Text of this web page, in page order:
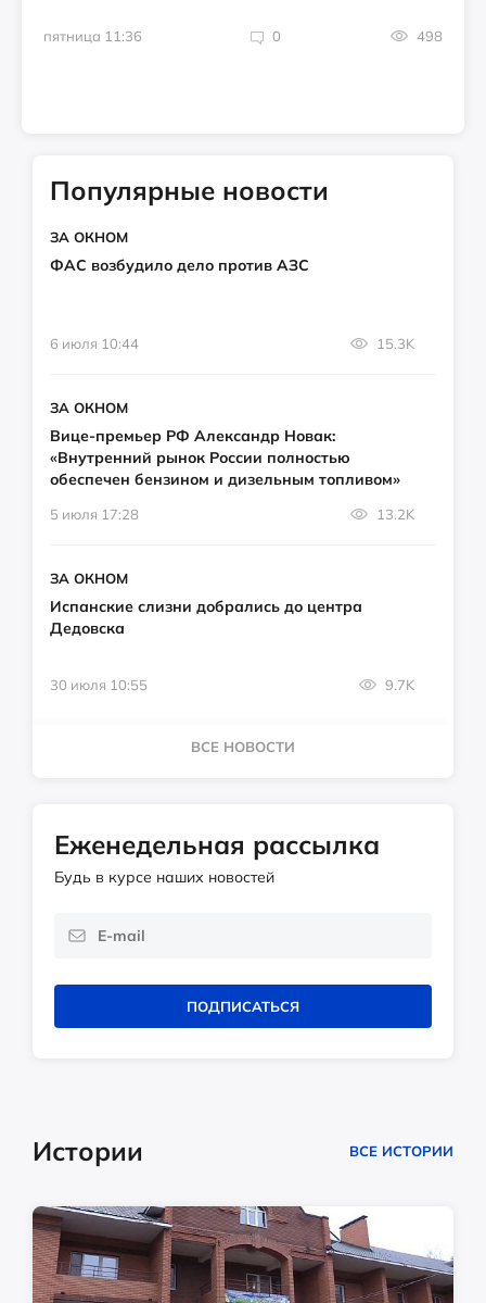
пятница 11:36 0 498
Популярные новости
ЗА ОКНОМ
ФАС возбудило дело против АЗС
6 июля 10:44 15.3K
ЗА ОКНОМ
Вице-премьер РФ Александр Новак:
«Внутренний рынок России полностью
обеспечен бензином и дизельным топливом»
5 июля 17:28 13.2K
ЗА ОКНОМ
Испанские слизни добрались до центра
Дедовска
30 июля 10:55 9.7K
ВСЕ НОВОСТИ
Еженедельная рассылка
Будь в курсе наших новостей
ПОДПИСАТЬСЯ
Истории ВСЕ ИСТОРИИ